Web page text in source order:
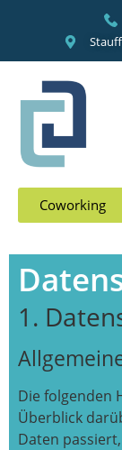
Coworking
1.
Die folgenden
Überblick
Daten